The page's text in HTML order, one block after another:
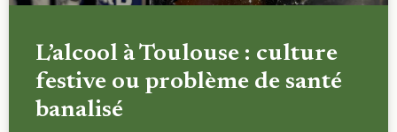
L’alcool à Toulouse : culture
festive ou problème de santé
banalisé